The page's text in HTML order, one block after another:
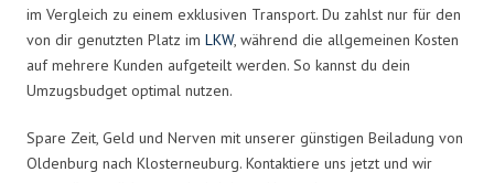
im Vergleich zu einem exklusiven Transport. Du zahlst nur für den
von dir genutzten Platz im LKW, während die allgemeinen Kosten
auf mehrere Kunden aufgeteilt werden. So kannst du dein
Umzugsbudget optimal nutzen.
Spare Zeit, Geld und Nerven mit unserer günstigen Beiladung von
Oldenburg nach Klosterneuburg. Kontaktiere uns jetzt und wir